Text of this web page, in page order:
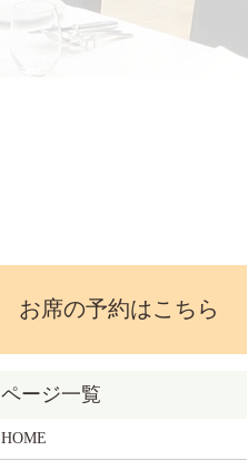
お席の予約はこちら
HOME